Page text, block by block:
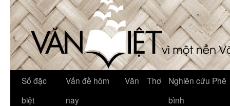
Số đặc
biệt
Vấn đề hôm
nay
Văn Thơ
Nghiên cứu Phê
bình